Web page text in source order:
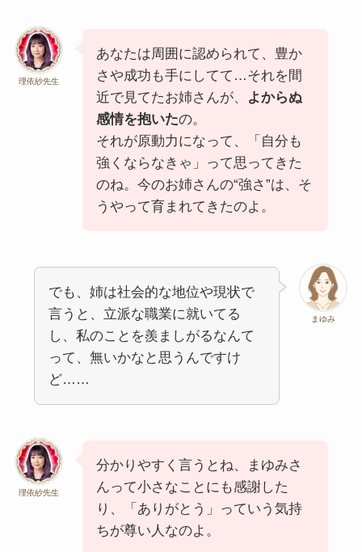
理依紗先生
あなたは周囲に認められて、豊か
さや成功も手にしてて…それを間
近で見てたお姉さんが、
よからぬ
感情を抱いたの。
それが原動力になって、「自分も
強くならなきゃ」って思ってきた
のね。今のお姉さんの“強さ”は、そ
うやって育まれてきたのよ。
まゆみ
でも、姉は社会的な地位や現状で
言うと、立派な職業に就いてる
し、私のことを羨ましがるなんて
って、無いかなと思うんですけ
ど……
理依紗先生
分かりやすく言うとね、まゆみさ
んって小さなことにも感謝した
り、「ありがとう」っていう気持
ちが尊い人なのよ。